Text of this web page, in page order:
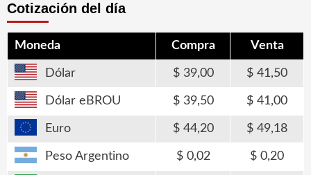
Cotización del día
Moneda Compra Venta
Dólar 39,00 41,50
Dólar eBROU 39,50 41,00
Euro 44,20 49,18
Peso Argentino 0,02 0,20